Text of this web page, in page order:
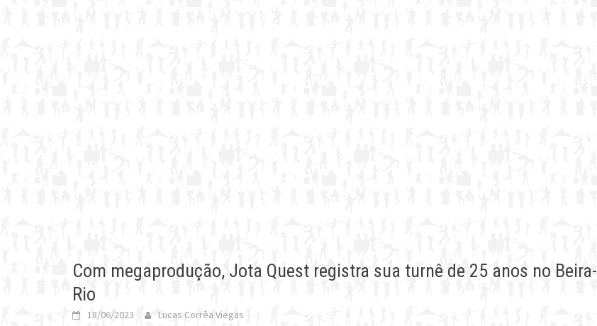
Com megaprodução, Jota Quest registra sua turnê de 25 anos no Beira-
Rio
18/06/2023 Lucas Corrêa Viegas